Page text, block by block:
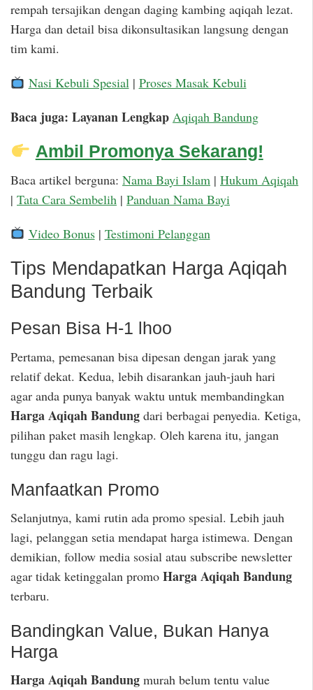
rempah tersajikan dengan daging kambing aqiqah lezat.
Harga dan detail bisa dikonsultasikan langsung dengan
tim kami.
Nasi Kebuli Spesial| Proses Masak Kebuli
Baca juga: Layanan Lengkap Aqiqah Bandung
Ambil Promonya Sekarang!
Baca artikel berguna: Nama Bayi Islam | Hukum Aqiqah
| Tata Cara Sembelih | Panduan Nama Bayi
Video Bonus| Testimoni Pelanggan
Tips Mendapatkan Harga Aqiqah
Bandung Terbaik
Pesan Bisa H-1 lhoo
Pertama, pemesanan bisa dipesan dengan jarak yang
relatif dekat. Kedua, lebih disarankan jauh-jauh hari
agar anda punya banyak waktu untuk membandingkan
Harga Aqiqah Bandung dari berbagai penyedia. Ketiga,
pilihan paket masih lengkap. Oleh karena itu, jangan
tunggu dan ragu lagi.
Manfaatkan Promo
Selanjutnya, kami rutin ada promo spesial. Lebih jauh
lagi, pelanggan setia mendapat harga istimewa. Dengan
demikian, follow media sosial atau subscribe newsletter
agar tidak ketinggalan promo Harga Aqiqah Bandung
terbaru.
Bandingkan Value, Bukan Hanya
Harga
Harga Aqiqah Bandung murah belum tentu value